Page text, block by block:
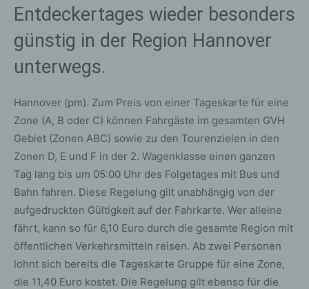
Entdeckertages wieder besonders
günstig in der Region Hannover
unterwegs.
Hannover (pm). Zum Preis von einer Tageskarte für eine
Zone (A, B oder C) können Fahrgäste im gesamten GVH
Gebiet (Zonen ABC) sowie zu den Tourenzielen in den
Zonen D, E und F in der 2. Wagenklasse einen ganzen
Tag lang bis um 05:00 Uhr des Folgetages mit Bus und
Bahn fahren. Diese Regelung gilt unabhängig von der
aufgedruckten Gültigkeit auf der Fahrkarte. Wer alleine
fährt, kann so für 6,10 Euro durch die gesamte Region mit
öffentlichen Verkehrsmitteln reisen. Ab zwei Personen
lohnt sich bereits die Tageskarte Gruppe für eine Zone,
die 11,40 Euro kostet. Die Regelung gilt ebenso für die